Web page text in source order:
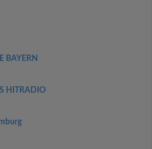
BAYERN
HITRADIO